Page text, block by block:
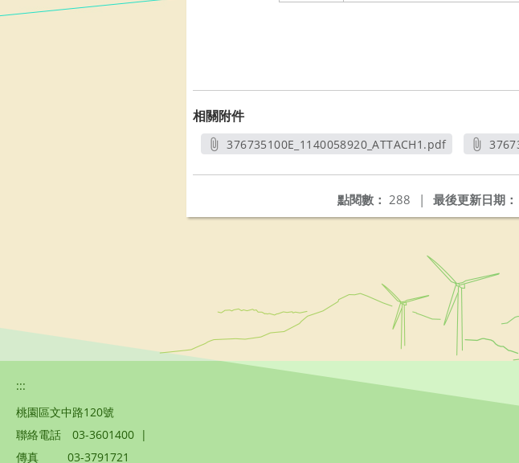
相關附件
376735100E_1140058920_ATTACH1.pdf
最後更新日期：
點閱數： 288 |
:::
桃園區文中路120號
聯絡電話
03-3601400 |
傳真
03-3791721